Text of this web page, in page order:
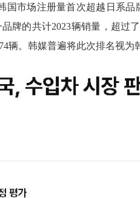
国市场注册量首次超越日系
牌的共计2023辆销量，超过
辆。韩媒普遍将此次排名视为